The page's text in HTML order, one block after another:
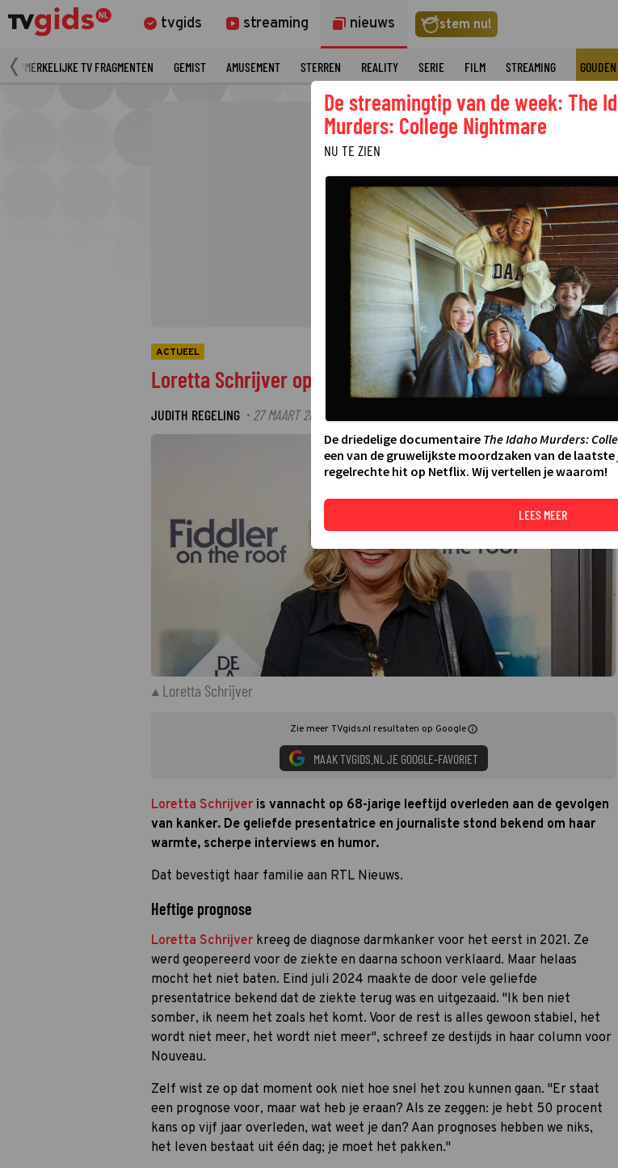
tvgids streaming nieuws stem nu!
OPMERKELIJKE TV FRAGMENTEN GEMIST AMUSEMENT STERREN REALITY SERIE FILM STREAMING
ACTUEEL
Loretta Schrijver op 68-jarige leeftijd overleden
JUDITH REGELING · 27 MAART 2025 13:05 ·
©
Loretta Schrijver
Zie meer TVgids.nl resultaten op Google
MAAK TVGIDS.NL JE GOOGLE-FAVORIET
Loretta Schrijver is vannacht op 68-jarige leeftijd overleden aan de gevolgen
van kanker. De geliefde presentatrice en journaliste stond bekend om haar
warmte, scherpe interviews en humor.
Dat bevestigt haar familie aan RTL Nieuws.
Heftige prognose
Loretta Schrijver kreeg de diagnose darmkanker voor het eerst in 2021. Ze
werd geopereerd voor de ziekte en daarna schoon verklaard. Maar helaas
mocht het niet baten. Eind juli 2024 maakte de door vele geliefde
presentatrice bekend dat de ziekte terug was en uitgezaaid. "Ik ben niet
somber, ik neem het zoals het komt. Voor de rest is alles gewoon stabiel, het
wordt niet meer, het wordt niet meer", schreef ze destijds in haar column voor
Nouveau.
Zelf wist ze op dat moment ook niet hoe snel het zou kunnen gaan. "Er staat
een prognose voor, maar wat heb je eraan? Als ze zeggen: je hebt 50 procent
kans op vijf jaar overleden, wat weet je dan? Aan prognoses hebben we niks,
het leven bestaat uit één dag; je moet het pakken."
De streamingtip van de week: The
Murders: College Nightmare
NU TE ZIEN
De driedelige documentaire The Idaho Murders:
een van de gruwelijkste moordzaken van de laatste
regelrechte hit op Netflix. Wij vertellen je waarom!
LEES MEER